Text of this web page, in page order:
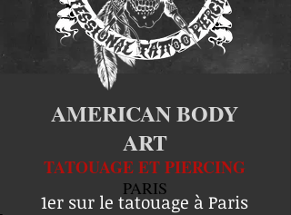
AMERICAN BODY
ART
TATOUAGE ET PIERCING
PARIS
1er sur le tatouage à Paris